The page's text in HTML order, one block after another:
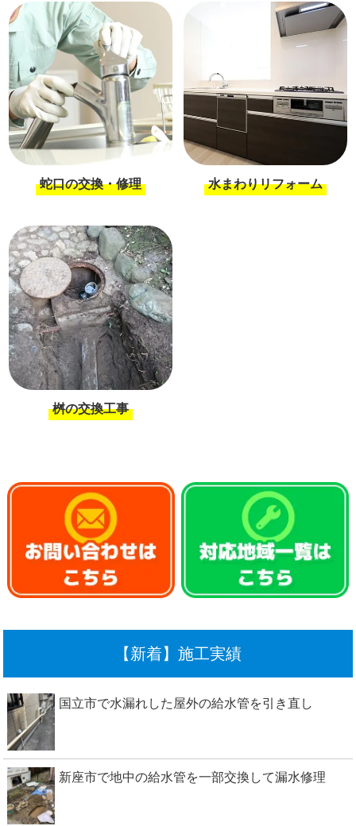
蛇口の交換・修理 水まわりリフォーム
桝の交換工事
【新着】施工実績
国立市で水漏れした屋外の給水管を引き直し
新座市で地中の給水管を一部交換して漏水修理